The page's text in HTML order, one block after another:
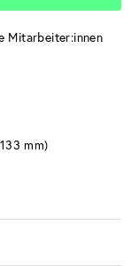
Mitarbeiter:innen
mm)